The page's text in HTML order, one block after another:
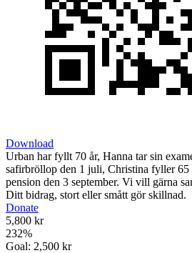
Download
Urban har fyllt 70 år, Hanna tar sin
safirbröllop den 1 juli, Christina fyller 65
pension den 3 september. Vi vill gärna
Ditt bidrag, stort eller smått gör skillnad.
Donate
5,800 kr
232%
Goal: 2,500 kr